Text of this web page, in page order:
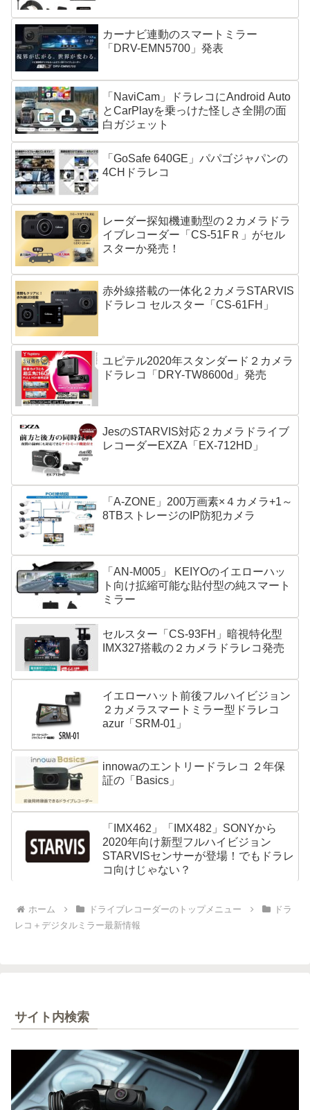
カーナビ連動のスマートミラー
「DRV-EMN5700」発表
「NaviCam」ドラレコにAndroid Auto
とCarPlayを乗っけた怪しさ全開の面
白ガジェット
「GoSafe 640GE」パパゴジャパンの
4CHドラレコ
レーダー探知機連動型の２カメラドラ
イブレコーダー「CS-51FＲ」がセル
スターか発売！
赤外線搭載の一体化２カメラSTARVIS
ドラレコ セルスター「CS-61FH」
ユピテル2020年スタンダード２カメラ
ドラレコ「DRY-TW8600d」発売
JesのSTARVIS対応２カメラドライブ
レコーダーEXZA「EX-712HD」
「A-ZONE」200万画素×４カメラ+1～
8TBストレージのIP防犯カメラ
「AN-M005」 KEIYOのイエローハッ
ト向け拡縮可能な貼付型の純スマート
ミラー
セルスター「CS-93FH」暗視特化型
IMX327搭載の２カメラドラレコ発売
イエローハット前後フルハイビジョン
２カメラスマートミラー型ドラレコ
azur「SRM-01」
innowaのエントリードラレコ ２年保
証の「Basics」
「IMX462」「IMX482」SONYから
2020年向け新型フルハイビジョン
STARVISセンサーが登場！でもドラレ
コ向けじゃない？
ホーム ドライブレコーダーのトップメニュー
ドラ
レコ＋デジタルミラー最新情報
サイト内検索